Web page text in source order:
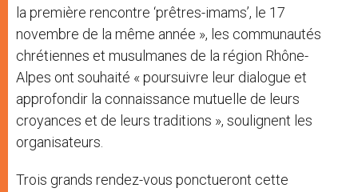
la première rencontre ‘prêtres-imams’, le 17
novembre de la même année », les communautés
chrétiennes et musulmanes de la région Rhône-
Alpes ont souhaité « poursuivre leur dialogue et
approfondir la connaissance mutuelle de leurs
croyances et de leurs traditions », soulignent les
organisateurs.
Trois grands rendez-vous ponctueront cette